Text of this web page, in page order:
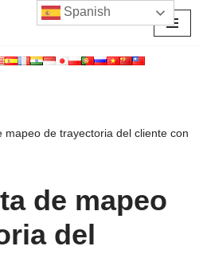
mapeo de trayectoria del cliente con
de mapeo
del
Spanish